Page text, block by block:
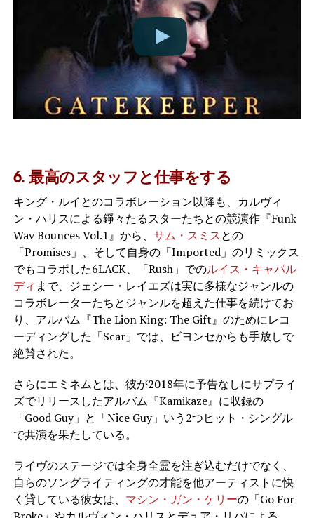
6. 最高のスタッフと仕事をする
キング・ルイとのコラボレーション以降も、カルヴィ
ン・ハリスによる錚々たるスターたちとの競演作『Funk
Wav Bounces Vol.1』から、 サム・スミスとの
「Promises」、そして自身の「Imported」のリミックス
でもコラボした6LACK、「Rush」でのルイス・キャパル
ディ まで、ジェシー・レイエズは実に多様なジャンルの
コラボレーターたちとジャンルを超えた仕事を続けてお
り、アルバム『The Lion King: The Gift』のためにレコ
ーディングした「Scar」では、ビヨンセからも手放しで
絶賛された。
さらにエミネムとは、彼が2018年に予告なしにサプライ
ズでリリースしたアルバム『Kamikaze』に収録の
「Good Guy」と「Nice Guy」いう2つヒット・シングル
で共演を果たしている。
ライヴのステージでは全身全霊を注ぎ込むだけでなく、
自らのソングライティングの才能を他アーティストに快
く貸している彼女は、 マシン・ガン・ケリーの「Go For